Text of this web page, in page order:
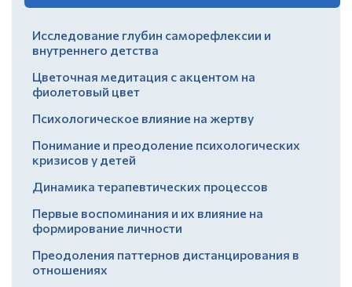
Исследование глубин саморефлексии и
внутреннего детства
Цветочная медитация с акцентом на
фиолетовый цвет
Психологическое влияние на жертву
Понимание и преодоление психологических
кризисов у детей
Динамика терапевтических процессов
Первые воспоминания и их влияние на
формирование личности
Преодоления паттернов дистанцирования в
отношениях